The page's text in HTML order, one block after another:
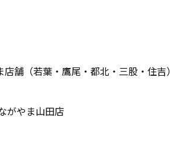
舗（若葉・鷹尾・都北・三股・住吉）
がやま山田店